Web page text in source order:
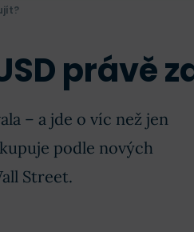
právě
– a jde o víc než jen
podle nových
Street.